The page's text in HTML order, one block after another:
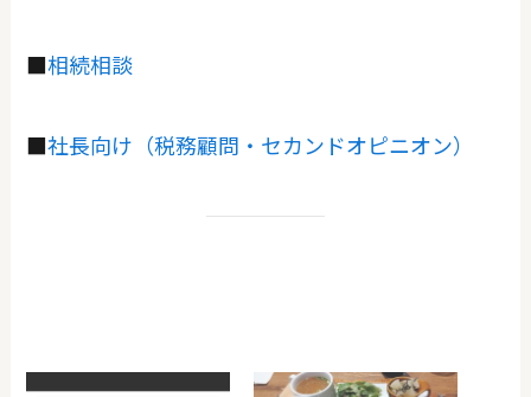
■相続相談
■社長向け（税務顧問・セカンドオピニオン）